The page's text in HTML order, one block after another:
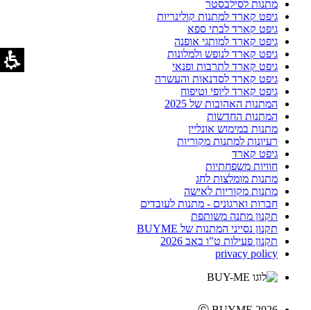
מתנות לסילבסטר
גיפט קארד למתנות קולינריות
גיפט קארד לבתי ספא
גיפט קארד למותגי אופנה
גיפט קארד לנופש ולמלונות
גיפט קארד לתרבות ופנאי
גיפט קארד לסדנאות והעשרה
גיפט קארד ליופי וטיפוח
המתנות האהובות של 2025
המתנות החדשות
מתנות במימוש אונליין
רעיונות למתנות מקוריות
גיפט קארד
חוויות משפחתיות
מתנות מומלצות לחג
מתנות מקוריות לאישה
חברות וארגונים - מתנות לעובדים
תקנון מתנה משותפת
תקנון נסייני המתנות של BUYME
תקנון פעילות ט"ו באב 2026
privacy policy